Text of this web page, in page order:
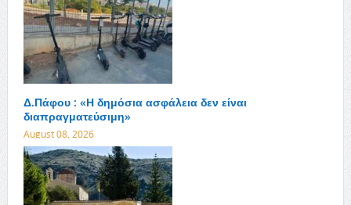
Δ.Πάφου : «Η δημόσια ασφάλεια δεν είναι
διαπραγματεύσιμη»
August 08, 2026